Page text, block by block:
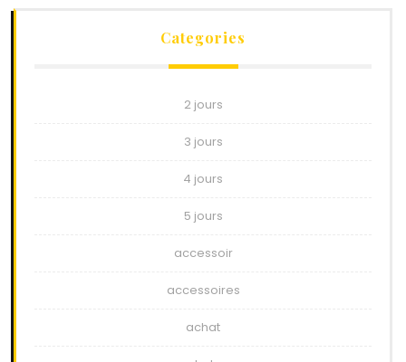
Categories
2 jours
3 jours
4 jours
5 jours
accessoir
accessoires
achat